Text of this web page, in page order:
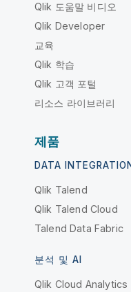
Qlik 도움말 비디오
Qlik Developer
교육
Qlik 학습
Qlik 고객 포털
리소스 라이브러리
제품
DATA
Qlik Talend
Qlik Talend Cloud
Talend Data Fabric
분석 및 AI
Qlik Cloud Analytics